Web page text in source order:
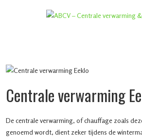
Centrale verwarming
De centrale verwarming, of chauffage zoals
genoemd wordt, dient zeker tijdens de